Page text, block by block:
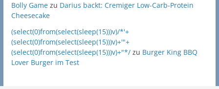
Bolly Gamezu Darius backt: Cremiger Low-Carb-Protein
Cheesecake
(select(0)from(select(sleep(15)))v)/*'+
(select(0)from(select(sleep(15)))v)+'"+
(select(0)from(select(sleep(15)))v)+"*/zu Burger King BBQ
Lover Burger im Test